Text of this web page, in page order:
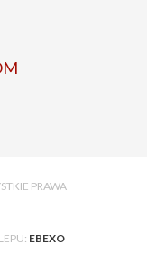
PRAWA
EBEXO